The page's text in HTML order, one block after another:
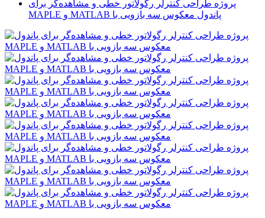
پروژه طراحی کنترلر رگولاتور خطی و مشاهده‌گر‫ برای
پاندول معکوس سه بازویی با MATLAB و MAPLE